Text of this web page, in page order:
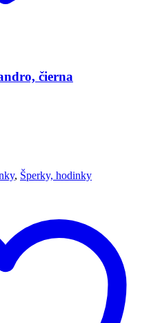
čierna
, Šperky, hodinky